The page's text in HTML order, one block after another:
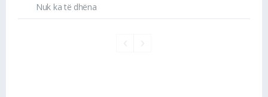
Nuk ka të dhëna